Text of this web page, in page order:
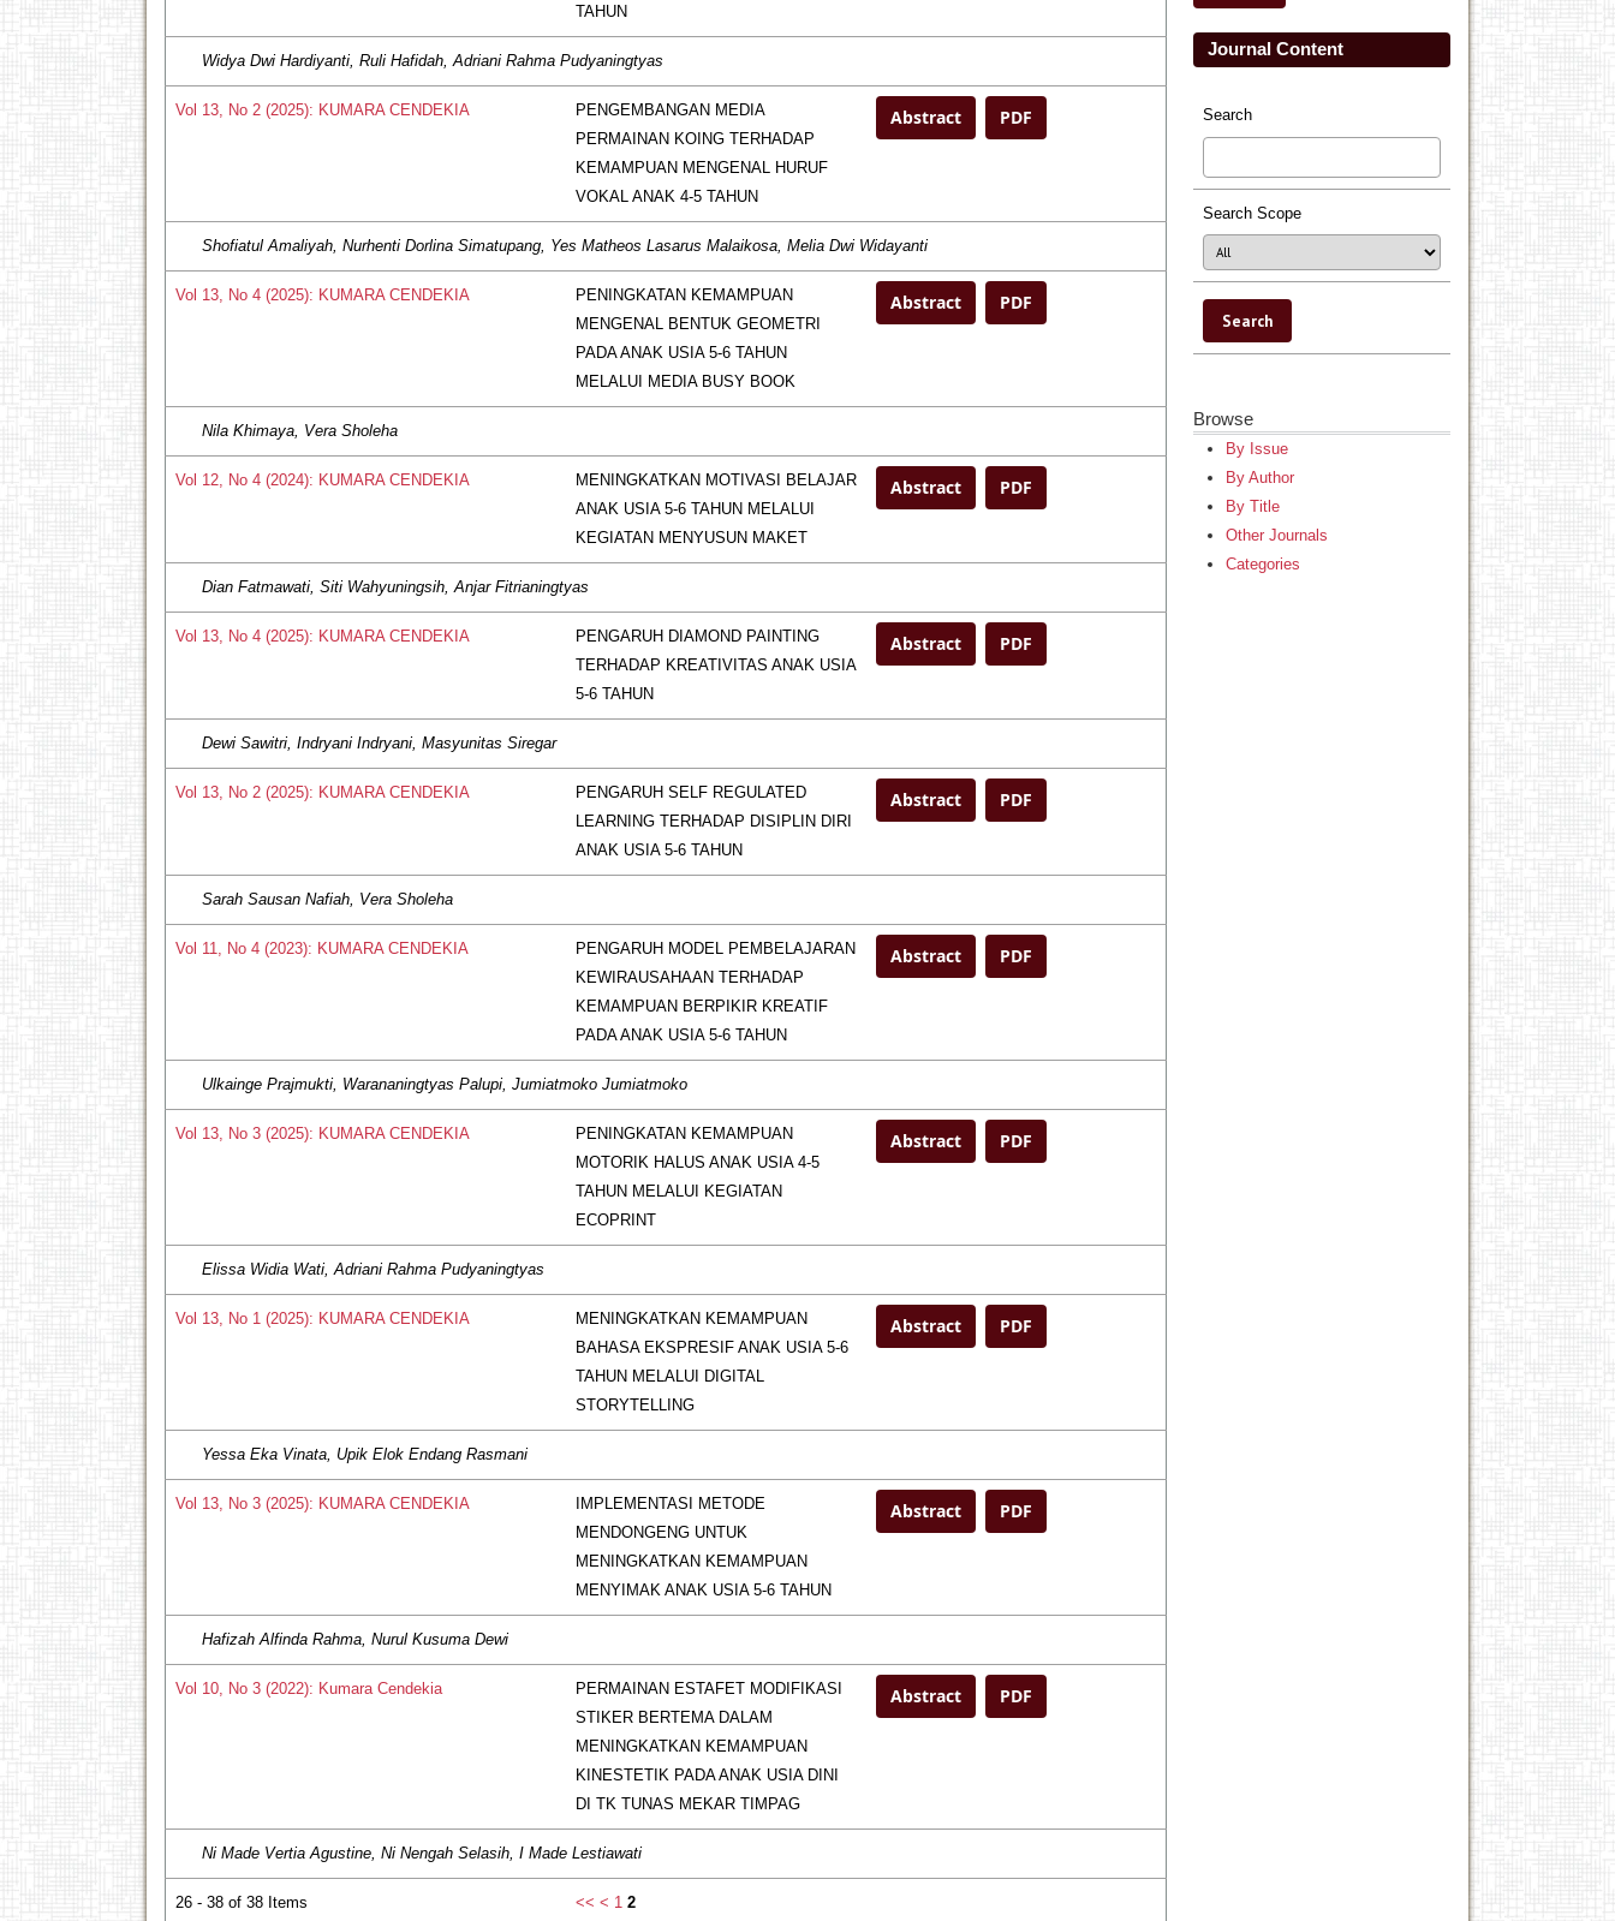
Journal Content
Search
Search Scope
Browse
By Issue
By Author
By Title
Other Journals
Categories
TAHUN
Widya Dwi Hardiyanti, Ruli Hafidah, Adriani Rahma Pudyaningtyas
Vol 13, No 2 (2025): KUMARA CENDEKIA
PENGEMBANGAN MEDIA
PERMAINAN KOING TERHADAP
KEMAMPUAN MENGENAL HURUF
VOKAL ANAK 4-5 TAHUN
Abstract PDF
Shofiatul Amaliyah, Nurhenti Dorlina Simatupang, Yes Matheos Lasarus Malaikosa, Melia Dwi Widayanti
Vol 13, No 4 (2025): KUMARA CENDEKIA
PENINGKATAN KEMAMPUAN
MENGENAL BENTUK GEOMETRI
PADA ANAK USIA 5-6 TAHUN
MELALUI MEDIA BUSY BOOK
Abstract PDF
Nila Khimaya, Vera Sholeha
Vol 12, No 4 (2024): KUMARA CENDEKIA
MENINGKATKAN MOTIVASI BELAJAR
ANAK USIA 5-6 TAHUN MELALUI
KEGIATAN MENYUSUN MAKET
Abstract PDF
Dian Fatmawati, Siti Wahyuningsih, Anjar Fitrianingtyas
Vol 13, No 4 (2025): KUMARA CENDEKIA
PENGARUH DIAMOND PAINTING
TERHADAP KREATIVITAS ANAK USIA
5-6 TAHUN
Abstract PDF
Dewi Sawitri, Indryani Indryani, Masyunitas Siregar
Vol 13, No 2 (2025): KUMARA CENDEKIA
PENGARUH SELF REGULATED
LEARNING TERHADAP DISIPLIN DIRI
ANAK USIA 5-6 TAHUN
Abstract PDF
Sarah Sausan Nafiah, Vera Sholeha
Vol 11, No 4 (2023): KUMARA CENDEKIA
PENGARUH MODEL PEMBELAJARAN
KEWIRAUSAHAAN TERHADAP
KEMAMPUAN BERPIKIR KREATIF
PADA ANAK USIA 5-6 TAHUN
Abstract PDF
Ulkainge Prajmukti, Warananingtyas Palupi, Jumiatmoko Jumiatmoko
Vol 13, No 3 (2025): KUMARA CENDEKIA
PENINGKATAN KEMAMPUAN
MOTORIK HALUS ANAK USIA 4-5
TAHUN MELALUI KEGIATAN
ECOPRINT
Abstract PDF
Elissa Widia Wati, Adriani Rahma Pudyaningtyas
Vol 13, No 1 (2025): KUMARA CENDEKIA
MENINGKATKAN KEMAMPUAN
BAHASA EKSPRESIF ANAK USIA 5-6
TAHUN MELALUI DIGITAL
STORYTELLING
Abstract PDF
Yessa Eka Vinata, Upik Elok Endang Rasmani
Vol 13, No 3 (2025): KUMARA CENDEKIA
IMPLEMENTASI METODE
MENDONGENG UNTUK
MENINGKATKAN KEMAMPUAN
MENYIMAK ANAK USIA 5-6 TAHUN
Abstract PDF
Hafizah Alfinda Rahma, Nurul Kusuma Dewi
Vol 10, No 3 (2022): Kumara Cendekia
PERMAINAN ESTAFET MODIFIKASI
STIKER BERTEMA DALAM
MENINGKATKAN KEMAMPUAN
KINESTETIK PADA ANAK USIA DINI
DI TK TUNAS MEKAR TIMPAG
Abstract PDF
Ni Made Vertia Agustine, Ni Nengah Selasih, I Made Lestiawati
26 - 38 of 38 Items << < 1 2